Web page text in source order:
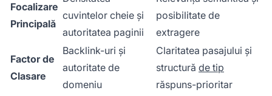
Focalizare
Principală
cuvintelor cheie și
autoritatea paginii
posibilitate de
extragere
Factor de
Clasare
Backlink-uri și
autoritate de
domeniu
Claritatea pasajului și
structură de tip
răspuns-prioritar